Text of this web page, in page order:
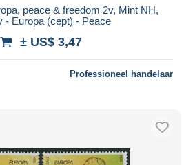
peace & freedom 2v, Mint NH,
- Europa (cept) - Peace
± US$ 3,47
Professioneel handelaar